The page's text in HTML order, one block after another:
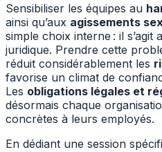
Sensibiliser les équipes au
ainsi qu’aux agissements
simple choix interne : il s’agit
juridique. Prendre cette
réduit considérablement les
favorise un climat de
Les obligations légales et
désormais chaque
concrètes à leurs employés.
En dédiant une session